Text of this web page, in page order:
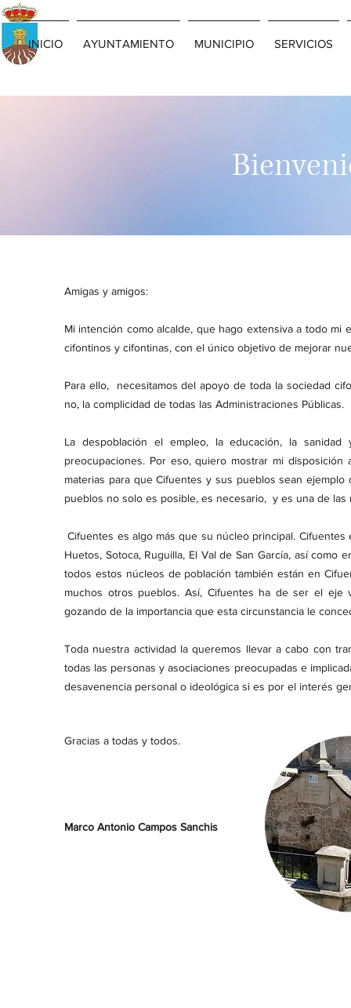
INICIO AYUNTAMIENTO MUNICIPIO SERVICIOS
Amigas y amigos:
Mi intención como alcalde, que hago extensiva a todo
cifontinos y cifontinas, con el único objetivo de mejorar
Para ello, necesitamos del apoyo de toda la sociedad
no, la complicidad de todas las Administraciones Públicas.
La despoblación el empleo, la educación, la
preocupaciones. Por eso, quiero mostrar mi
materias para que Cifuentes y sus pueblos sean
pueblos no solo es posible, es necesario, y es una de
Cifuentes es algo más que su núcleo principal.
Huetos, Sotoca, Ruguilla, El Val de San García, así como
todos estos núcleos de población también están en
muchos otros pueblos. Así, Cifuentes ha de ser el eje
gozando de la importancia que esta circunstancia le
Toda nuestra actividad la queremos llevar a cabo con
todas las personas y asociaciones preocupadas e
desavenencia personal o ideológica si es por el interés
Gracias a todas y todos.
Marco Antonio Campos Sanchis